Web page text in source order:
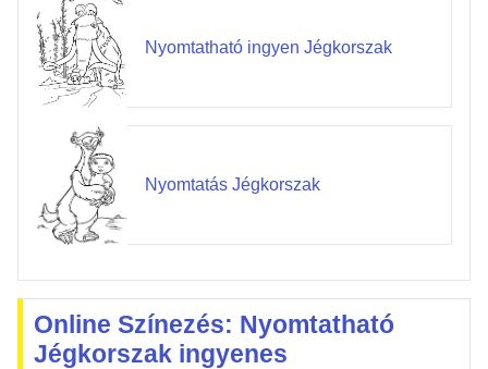
Nyomtatható ingyen Jégkorszak
Nyomtatás Jégkorszak
Online Színezés: Nyomtatható
Jégkorszak ingyenes